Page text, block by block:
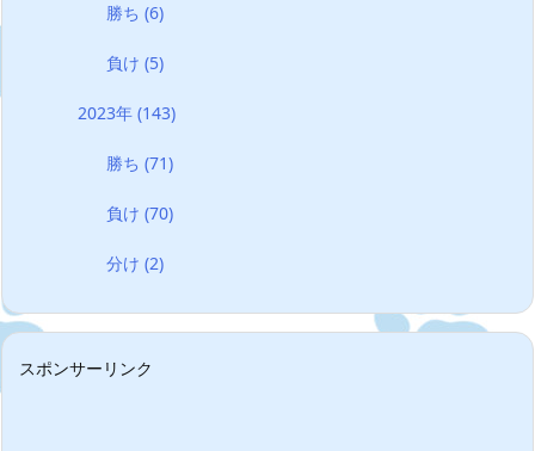
勝ち(6)
負け(5)
2023年 (143)
勝ち(71)
負け(70)
分け(2)
スポンサーリンク